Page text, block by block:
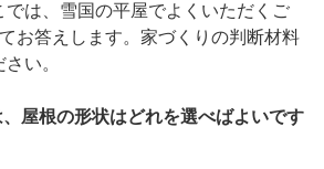
では、雪国の平屋でよくいただくご
お答えします。家づくりの判断材料
い。
屋根の形状はどれを選べばよいです